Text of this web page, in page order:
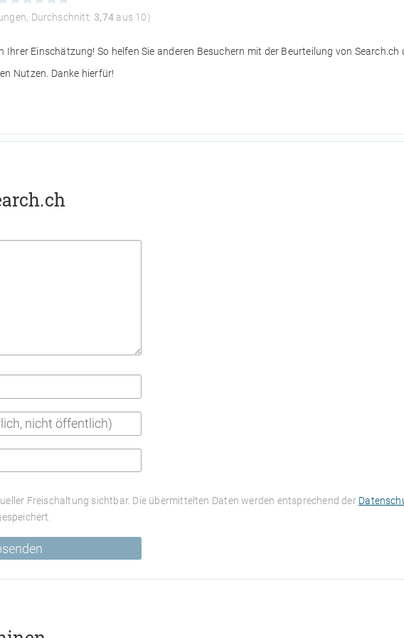
Durchschnitt: 3,74aus 10)
Ihrer Einschätzung! So helfen Sie anderen Besuchern mit der Beurteilung von Search.ch
Nutzen. Danke hierfür!
Freischaltung sichtbar. Die übermittelten Daten werden entsprechend der